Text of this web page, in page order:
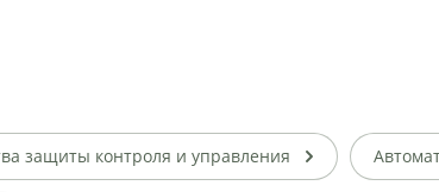
защиты контроля и управления